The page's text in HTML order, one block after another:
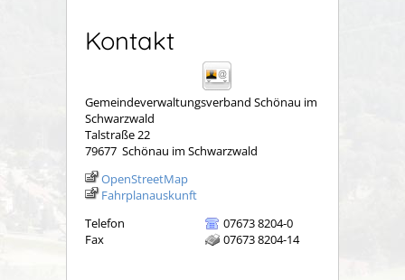
Kontakt
Gemeindeverwaltungsverband Schönau im
Schwarzwald
Talstraße 22
79677 Schönau im Schwarzwald
OpenStreetMap
Fahrplanauskunft
Telefon
07673 8204-0
Fax
07673 8204-14